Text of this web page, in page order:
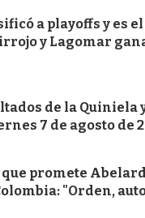
a playoffs y es
y Lagomar
de la Quiniela
7 de agosto de
promete
"Orden,